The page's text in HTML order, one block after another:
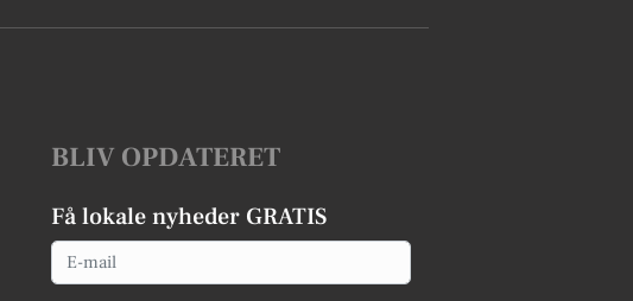
BLIV OPDATERET
Få lokale nyheder GRATIS
Email